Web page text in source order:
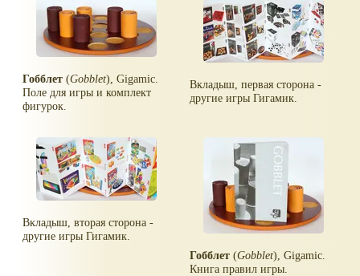
Гобблет (Gobblet), Gigamic.
Поле для игры и комплект
фигурок.
Вкладыш, первая сторона -
другие игры Гигамик.
Вкладыш, вторая сторона -
другие игры Гигамик.
Гобблет (Gobblet), Gigamic.
Книга правил игры.